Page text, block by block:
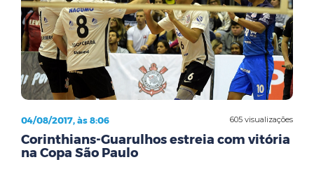
605 visualizações
04/08/2017, às 8:06
Corinthians-Guarulhos estreia com vitória
na Copa São Paulo